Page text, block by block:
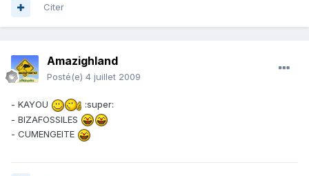
Citer
Amazighland
Posté(e) 4 juillet 2009
- KAYOU
:super:
- BIZAFOSSILES
- CUMENGEITE